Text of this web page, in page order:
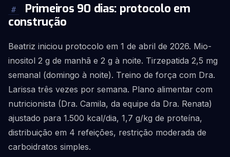
#
Primeiros 90 dias: protocolo em
construção
Beatriz iniciou protocolo em 1 de abril de 2026. Mio-
inositol 2 g de manhã e 2 g à noite. Tirzepatida 2,5 mg
semanal (domingo à noite). Treino de força com Dra.
Larissa três vezes por semana. Plano alimentar com
nutricionista (Dra. Camila, da equipe da Dra. Renata)
ajustado para 1.500 kcal/dia, 1,7 g/kg de proteína,
distribuição em 4 refeições, restrição moderada de
carboidratos simples.